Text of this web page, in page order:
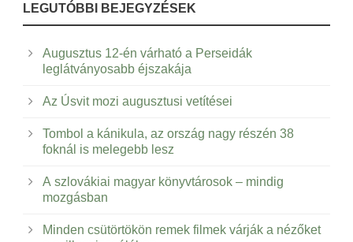
LEGUTÓBBI BEJEGYZÉSEK
Augusztus 12-én várható a Perseidák
leglátványosabb éjszakája
Az Úsvit mozi augusztusi vetítései
Tombol a kánikula, az ország nagy részén 38
foknál is melegebb lesz
A szlovákiai magyar könyvtárosok – mindig
mozgásban
Minden csütörtökön remek filmek várják a nézőket